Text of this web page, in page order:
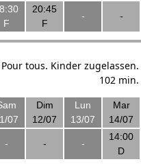
F
20:45
F
- -
Pour tous. Kinder zugelassen.
102 min.
07
Dim
12/07
Lun
13/07
Mar
14/07
- - -
14:00
D